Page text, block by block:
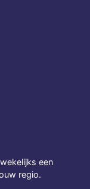
een
regio.